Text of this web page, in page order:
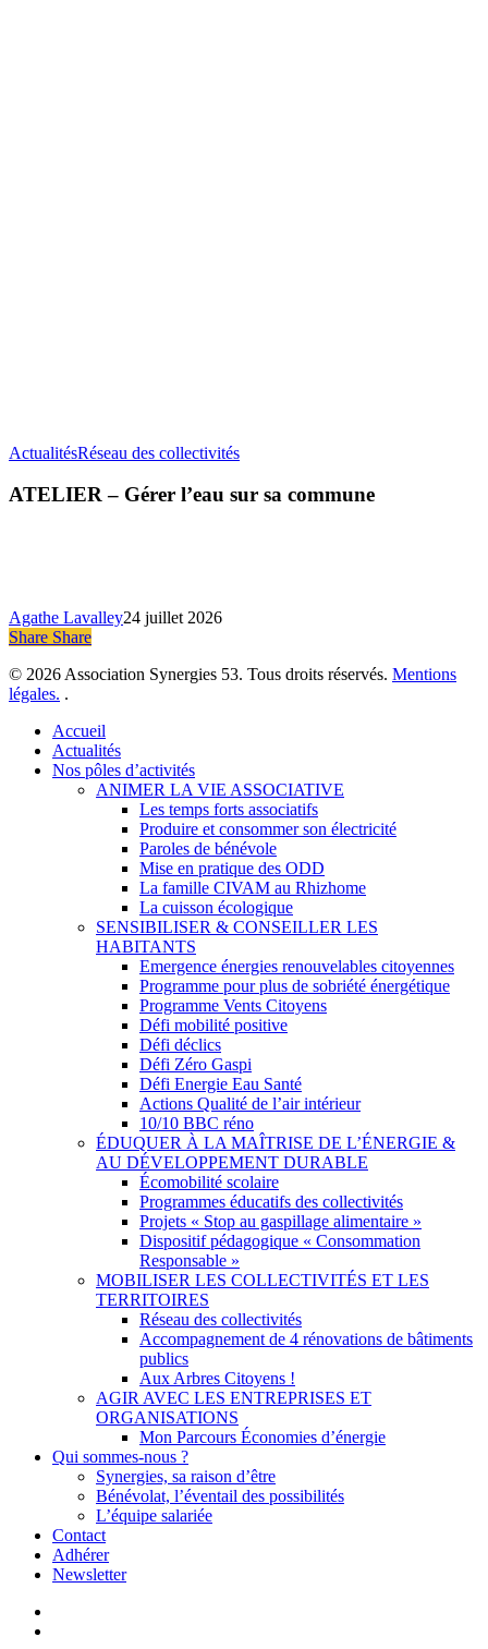
ActualitésRéseau des collectivitésATELIER
Gérer
ATELIER – Gérer l’eau sur sa commune
Agathe Lavalley24 juillet 2026
Share
Share Share
© 2026 Association Synergies 53. Tous droits réservés. Mentions
légales. .
Close
Menu
Accueil
Actualités
Nos pôles d’activités
ANIMER LA VIE ASSOCIATIVE
Les temps forts associatifs
Produire et consommer son électricité
Paroles de bénévole
Mise en pratique des ODD
La famille CIVAM au Rhizhome
La cuisson écologique
SENSIBILISER & CONSEILLER LES
HABITANTS
Emergence énergies renouvelables citoyennes
Programme pour plus de sobriété énergétique
Programme Vents Citoyens
Défi mobilité positive
Défi déclics
Défi Zéro Gaspi
Défi Energie Eau Santé
Actions Qualité de l’air intérieur
10/10 BBC réno
ÉDUQUER À LA MAÎTRISE DE L’ÉNERGIE &
AU DÉVELOPPEMENT DURABLE
Écomobilité scolaire
Programmes éducatifs des collectivités
Projets « Stop au gaspillage alimentaire »
Dispositif pédagogique « Consommation
Responsable »
MOBILISER LES COLLECTIVITÉS ET LES
TERRITOIRES
Réseau des collectivités
Accompagnement de 4 rénovations de bâtiments
publics
Aux Arbres Citoyens !
AGIR AVEC LES ENTREPRISES ET
ORGANISATIONS
Mon Parcours Économies d’énergie
Qui sommes-nous ?
Synergies, sa raison d’être
Bénévolat, l’éventail des possibilités
L’équipe salariée
Contact
Adhérer
Newsletter